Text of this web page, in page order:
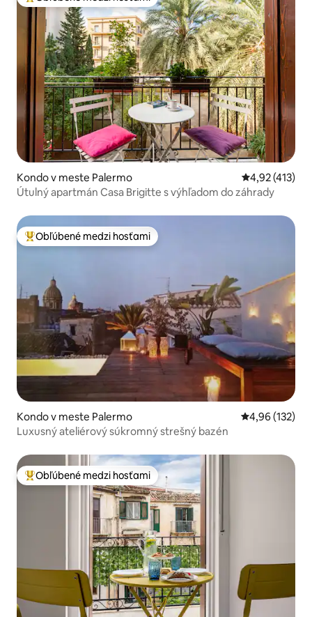
Najobľúbenejšie medzi hosťami
Kondo v meste Palermo Priemerné
4,92 (413)
Útulný apartmán Casa Brigitte s výhľadom do záhrady
Najobľúbenejšie medzi hosťami
Obľúbené medzi hosťami
Kondo v meste Palermo Priemerné
4,96 (132)
Luxusný ateliérový súkromný strešný bazén
Najobľúbenejšie medzi hosťami
Obľúbené medzi hosťami